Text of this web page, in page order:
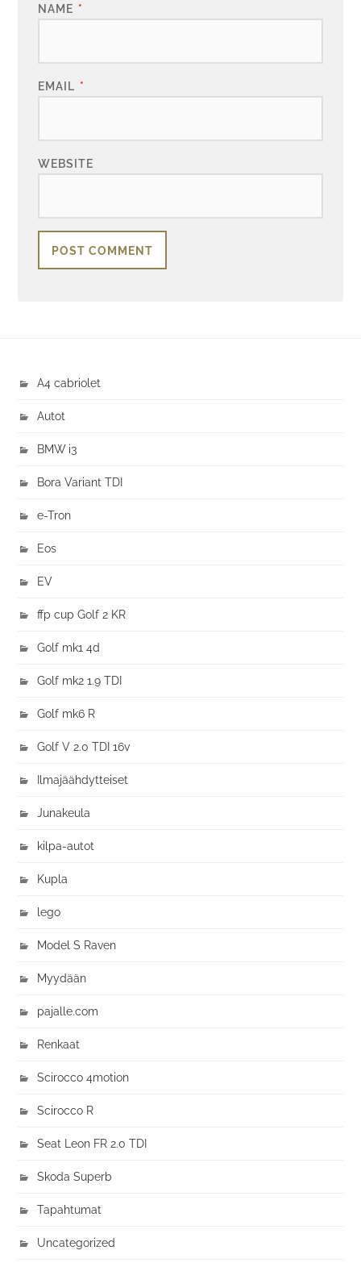
NAME *
EMAIL *
WEBSITE
A4 cabriolet
Autot
BMW i3
Bora Variant TDI
e-Tron
Eos
EV
ffp cup Golf 2 KR
Golf mk1 4d
Golf mk2 1.9 TDI
Golf mk6 R
Golf V 2.0 TDI 16v
Ilmajäähdytteiset
Junakeula
kilpa-autot
Kupla
lego
Model S Raven
Myydään
pajalle.com
Renkaat
Scirocco 4motion
Scirocco R
Seat Leon FR 2.0 TDI
Skoda Superb
Tapahtumat
Uncategorized